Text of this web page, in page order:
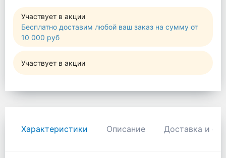
Участвует в акции
Бесплатно доставим любой ваш заказ на сумму от
10 000 руб
Участвует в акции
Характеристики Описание Доставка и